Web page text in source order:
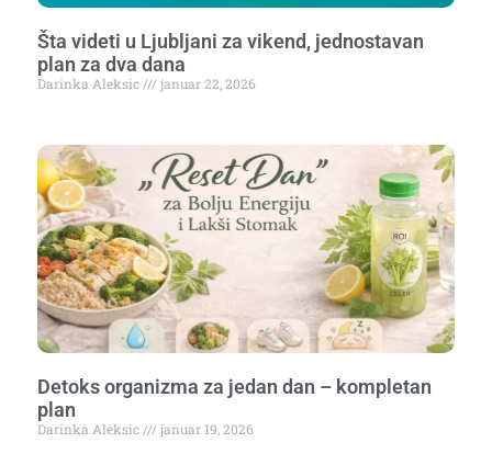
Šta videti u Ljubljani za vikend, jednostavan
plan za dva dana
Darinka Aleksic januar 22, 2026
Detoks organizma za jedan dan – kompletan
plan
Darinka Aleksic januar 19, 2026